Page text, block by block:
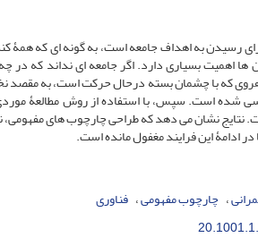
رسیدن به اهداف جامعه است، به گونه ای که همۀ
اهمیت بسیاری دارد. اگر جامعه ای نداند که در
که با چشمان بسته درحال حرکت است، به مقصد
شده است. سپس، با استفاده از روش مطالعۀ
نشان می دهد که طراحی چارچوب های مفهومی،
ادامۀ این فرایند مغفول مانده است.
چارچوب مفهومی فناوری